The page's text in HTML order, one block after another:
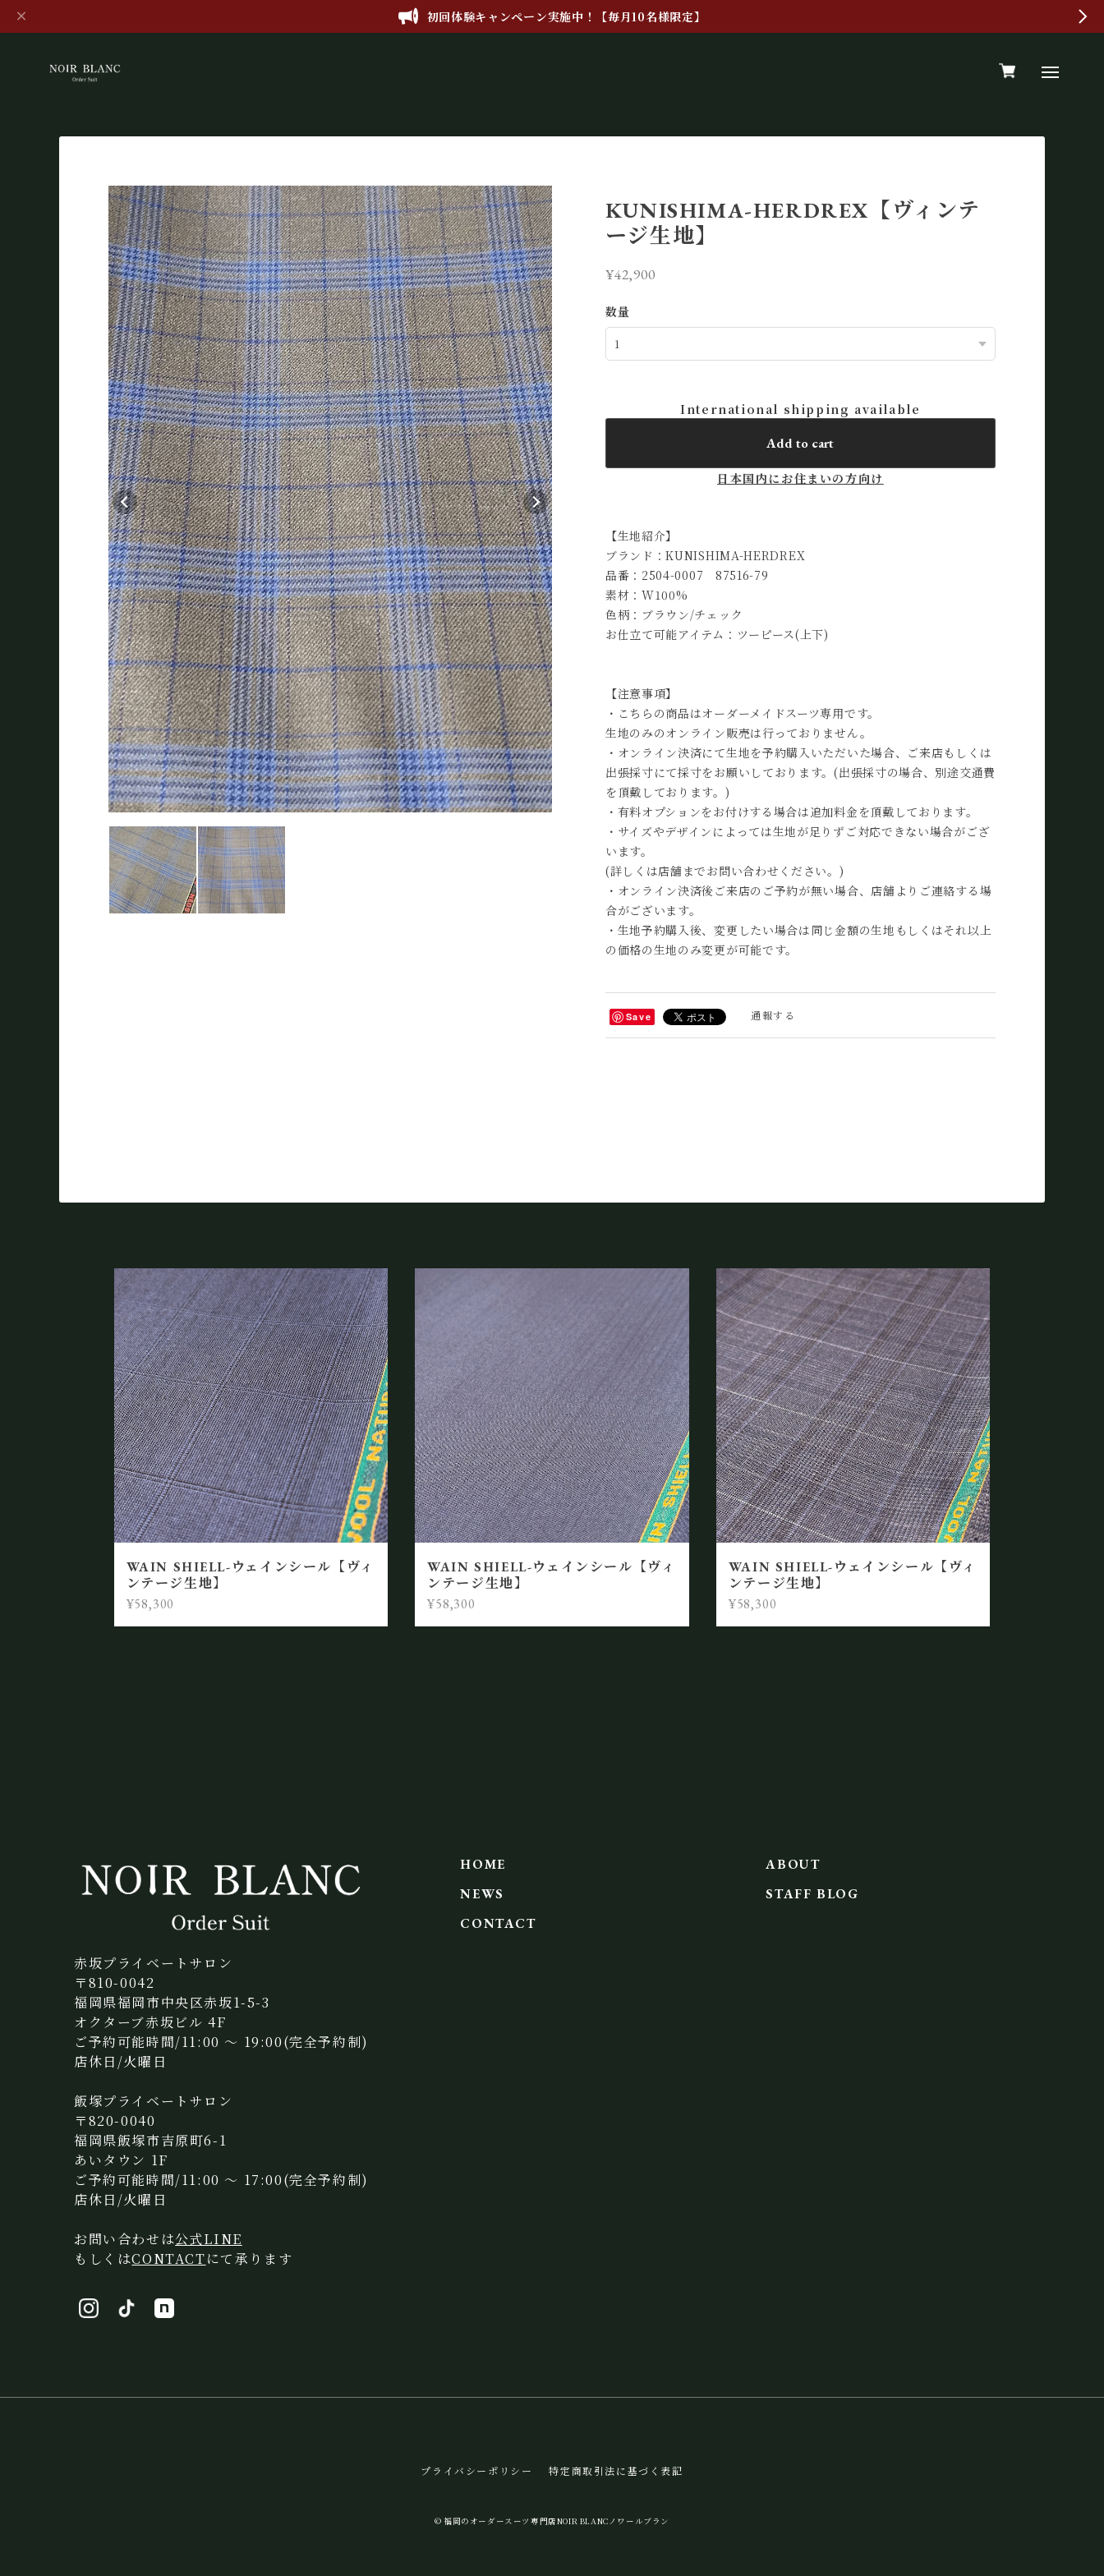
初回体験キャンペーン実施中！【毎月10名様限定】
KUNISHIMA-HERDREX【ヴィンテ
ージ生地】
¥42,900
数量
International shipping available
Add to cart
日本国内にお住まいの方向け
【生地紹介】
ブランド：KUNISHIMA-HERDREX
品番：2504-0007 87516-79
素材：W100%
色柄：ブラウン/チェック
お仕立て可能アイテム：ツーピース(上下)
【注意事項】
・こちらの商品はオーダーメイドスーツ専用です。
生地のみのオンライン販売は行っておりません。
・オンライン決済にて生地を予約購入いただいた場合、ご来店もしくは
出張採寸にて採寸をお願いしております。(出張採寸の場合、別途交通費
を頂戴しております。)
・有料オプションをお付けする場合は追加料金を頂戴しております。
・サイズやデザインによっては生地が足りずご対応できない場合がござ
います。
(詳しくは店舗までお問い合わせください。)
・オンライン決済後ご来店のご予約が無い場合、店舗よりご連絡する場
合がございます。
・生地予約購入後、変更したい場合は同じ金額の生地もしくはそれ以上
の価格の生地のみ変更が可能です。
Save 通報する
WAIN SHIELL-ウェインシール【ヴィ
ンテージ生地】
¥58,300
WAIN SHIELL-ウェインシール【ヴィ
ンテージ生地】
¥58,300
WAIN SHIELL-ウェインシール【ヴィ
ンテージ生地】
¥58,300
赤坂プライベートサロン
〒810-0042
福岡県福岡市中央区赤坂1-5-3
オクターブ赤坂ビル 4F
ご予約可能時間/11:00 〜 19:00(完全予約制)
店休日/火曜日
飯塚プライベートサロン
〒820-0040
福岡県飯塚市吉原町6-1
あいタウン 1F
ご予約可能時間/11:00 〜 17:00(完全予約制)
店休日/火曜日
お問い合わせは公式LINE
もしくはCONTACTにて承ります
HOME
ABOUT
NEWS
STAFF BLOG
CONTACT
プライバシーポリシー 特定商取引法に基づく表記
© 福岡のオーダースーツ専門店NOIR BLANCノワールブラン